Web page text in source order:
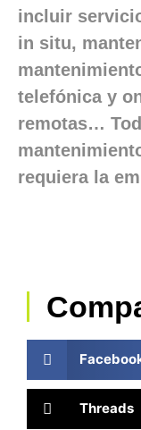
incluir
in situ,
telefónica y
remotas…
requiera la
Threads